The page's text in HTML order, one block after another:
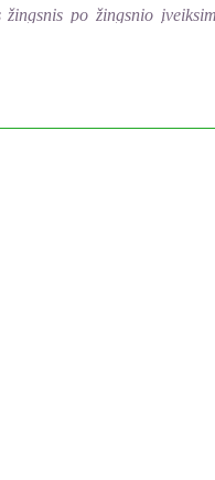
po žingsnio